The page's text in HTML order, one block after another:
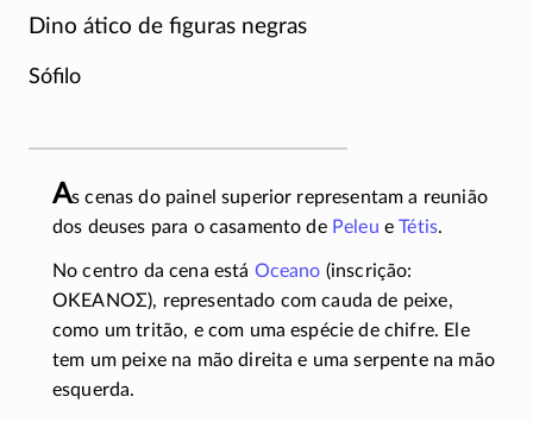
Dino ático de figuras negras
Sófilo
As cenas do painel superior representam a reunião
dos deuses para o casamento de Peleu eTétis.
No centro da cena está Oceano (inscrição:
ΟΚΕΑΝΟΣ), representado com cauda de peixe,
como um tritão, e com uma espécie de chifre. Ele
tem um peixe na mão direita e uma serpente na mão
esquerda.